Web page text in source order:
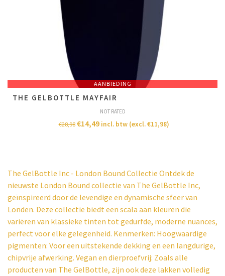
AANBIEDING
THE GELBOTTLE MAYFAIR
NOT RATED
€28,98 €14,49 incl. btw (excl.€11,98)
The GelBottle Inc - London Bound Collectie Ontdek de
nieuwste London Bound collectie van The GelBottle Inc,
geïnspireerd door de levendige en dynamische sfeer van
Londen. Deze collectie biedt een scala aan kleuren die
variëren van klassieke tinten tot gedurfde, moderne nuances,
perfect voor elke gelegenheid. Kenmerken: Hoogwaardige
pigmenten: Voor een uitstekende dekking en een langdurige,
chipvrije afwerking. Vegan en dierproefvrij: Zoals alle
producten van The GelBottle, zijn ook deze lakken volledig